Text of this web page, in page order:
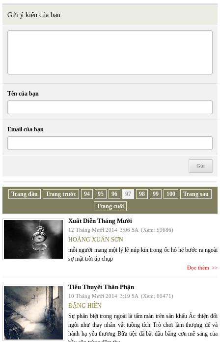
Gửi ý kiến của bạn
Tên của bạn
Email của bạn
Trang đầu Trang trước 94 95 96 97 98 99 100
Trang sau
Trang cuối
Xuất Diễn Tháng Mười
12 Tháng Mười 2014 3:06 SA (Xem: 59686)
HOÀNG XUÂN SƠN
mỗi người mang một lý lẽ núp kín trong ốc hó hé bước ra ngoài
sợ mặt trời úp chụp
Đọc thêm
Tiểu Thuyết Thân Phận
10 Tháng Mười 2014 3:19 SA (Xem: 60471)
ĐẶNG HIỀN
Sự phân biệt trong ngoài là tấm màn trên sân khấu Ác thiện đổi
ngôi như thay nhân vật tuồng tích Trò chơi làm thượng đế và
hành hạ yêu thương Bữa tiệc đã bắt đầu bằng cơn mê sảng của